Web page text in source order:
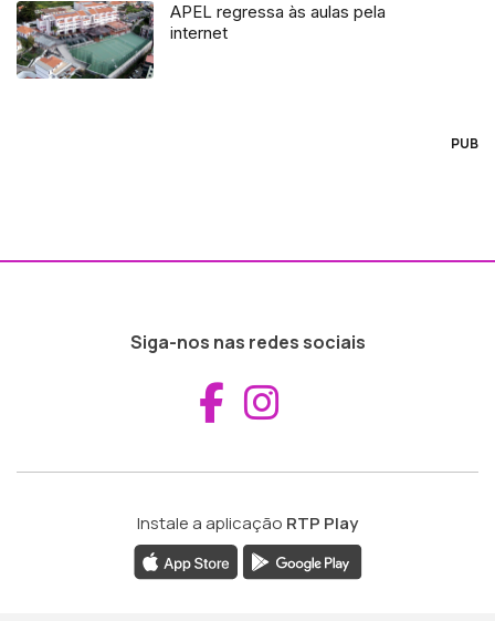
APEL regressa às aulas pela
internet
PUB
Siga-nos nas redes sociais
Aceder ao
Instale a aplicação RTP Play